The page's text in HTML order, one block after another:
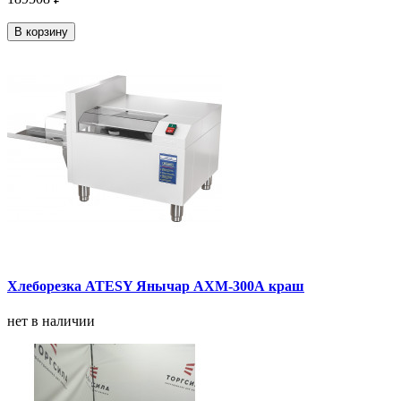
В корзину
Хлеборезка ATESY Янычар АХМ-300А краш
нет в наличии